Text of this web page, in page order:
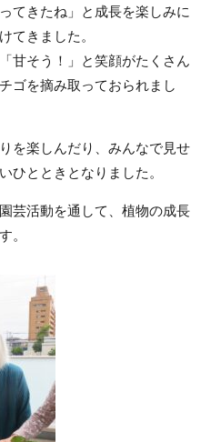
てきたね」と成長を楽しみに
てきました。
甘そう！」と笑顔がたくさん
ゴを摘み取っておられまし
を楽しんだり、みんなで見せ
ひとときとなりました。
芸活動を通して、植物の成長
。